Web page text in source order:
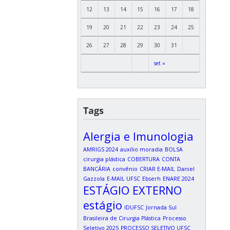
set »
12 13 14 15 16 17 18
19 20 21 22 23 24 25
26 27 28 29 30 31
Tags
Alergia e Imunologia
AMRIGS 2024 auxílio moradia BOLSA
cirurgia plástica COBERTURA CONTA
BANCÁRIA convênio CRIAR E-MAIL Daniel
Gazzola E-MAIL UFSC Ebserh ENARE 2024
ESTÁGIO EXTERNO
estágio IDUFSC Jornada Sul
Brasileira de Cirurgia Plástica Processo
Seletivo 2025 PROCESSO SELETIVO UFSC